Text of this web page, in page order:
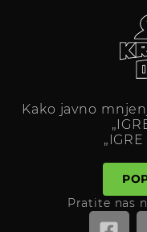
Kako javno
Pratite nas